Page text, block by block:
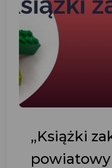
„Książki